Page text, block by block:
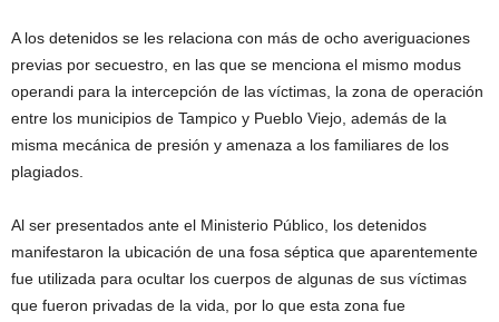
A los detenidos se les relaciona con más de ocho averiguaciones
previas por secuestro, en las que se menciona el mismo modus
operandi para la intercepción de las víctimas, la zona de operación
entre los municipios de Tampico y Pueblo Viejo, además de la
misma mecánica de presión y amenaza a los familiares de los
plagiados.
Al ser presentados ante el Ministerio Público, los detenidos
manifestaron la ubicación de una fosa séptica que aparentemente
fue utilizada para ocultar los cuerpos de algunas de sus víctimas
que fueron privadas de la vida, por lo que esta zona fue